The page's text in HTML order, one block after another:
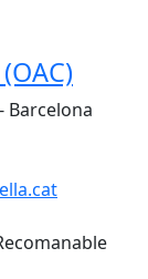
Barcelona